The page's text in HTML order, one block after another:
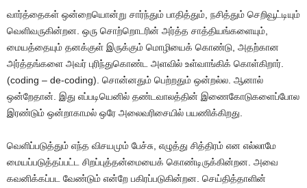
வார்த்தைகள் ஒன்றையொன்று சார்ந்தும் பாதித்தும், நசித்தும் செறிவூட்டியும்
வெளிவருகின்றன. ஒரு சொற்றொடரின் அர்த்த சாத்தியங்களையும்,
மையத்தையும் தனக்குள் இருக்கும் மொழியைக் கொண்டு, அதற்கான
அர்த்தங்களை அவர் புரிந்துகொண்ட அளவில் உள்வாங்கிக் கொள்கிறார்.
(coding – de-coding). சொன்னதும் பெற்றதும் ஒன்றல்ல. ஆனால்
ஒன்றேதான். இது எப்படியெனில் தண்டவாலத்தின் இணைகோடுகளைப்போல
இரண்டும் ஒன்றாகாமல் ஒரே அலைவரிசையில் பயணிக்கிறது.
வெளிப்படுத்தும் எந்த விசயமும் பேச்சு, எழுத்து சித்திரம் என எல்லாமே
மையப்படுத்தப்பட்ட சிறப்புத்தன்மையைக் கொண்டிருக்கின்றன. அவை
கவனிக்கப்பட வேண்டும் என்றே பகிரப்படுகின்றன. செய்தித்தாளின்